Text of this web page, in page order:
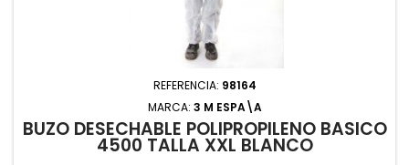
REFERENCIA: 98164
MARCA: 3 M ESPA\A
BUZO DESECHABLE POLIPROPILENO BASICO
4500 TALLA XXL BLANCO